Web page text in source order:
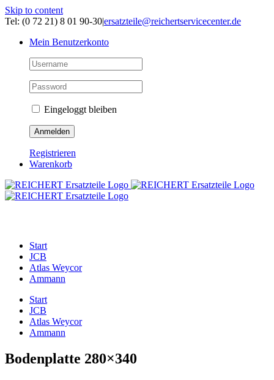
Skip to content
Tel: (0 72 21) 8 01 90-30|ersatzteile@reichertservicecenter.de
Mein Benutzerkonto
Eingeloggt bleiben
Registrieren
Warenkorb
Start
JCB
Atlas Weycor
Ammann
Start
JCB
Atlas Weycor
Ammann
Bodenplatte 280×340